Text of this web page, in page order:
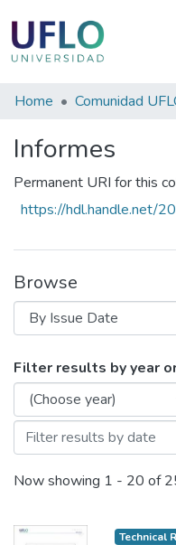
Communities
Collections
All of RIUFLO
Home Comunidad
Informes
Permanent URI for this
https://hdl.handle.net/
Browse
Browsing
Filter results by year
Now showing 1 - 20 of
Technical